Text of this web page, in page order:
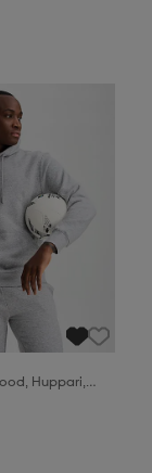
44,99€
Huppari,